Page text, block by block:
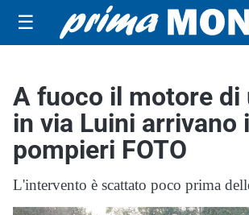
☰
A fuoco il motore di
in via Luini arrivano i
pompieri FOTO
L'intervento è scattato poco prima